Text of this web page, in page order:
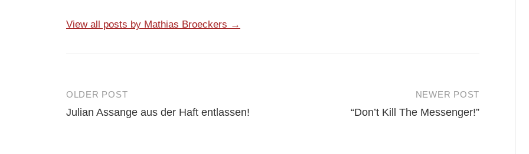
View all posts by Mathias Broeckers →
Post
navigation
OLDER POST
Julian Assange aus der Haft entlassen!
NEWER POST
“Don’t Kill The Messenger!”